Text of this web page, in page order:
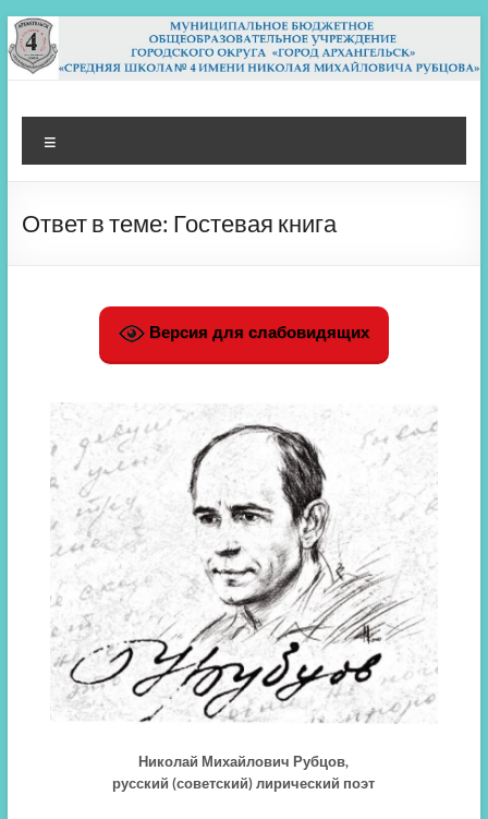
Перейти
к
содержимому
МБОУ СШ 4
Архангельск
Ответ в теме: Гостевая книга
Версия для слабовидящих
Николай Михайлович Рубцов,
русский (советский) лирический поэт